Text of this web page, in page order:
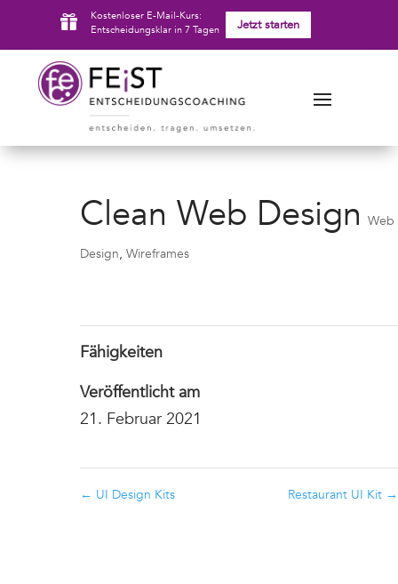

Kostenloser E-Mail-Kurs:
Entscheidungsklar in 7 Tagen
Jetzt starten
Clean Web Design Web
Design, Wireframes
Fähigkeiten
Veröffentlicht am
21. Februar 2021
← UI Design Kits Restaurant UI Kit →